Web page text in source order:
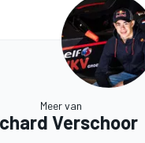
Meer van
Verschoor